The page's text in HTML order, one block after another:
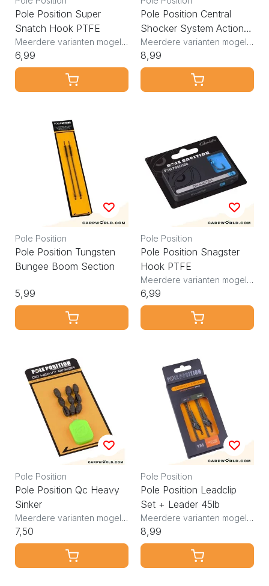
Pole Position Super
Snatch Hook PTFE
Meerdere varianten mogelijk
6,99
Pole Position Central
Shocker System Action
Pack Silt
Meerdere varianten mogelijk
8,99
Pole Position
Pole Position Tungsten
Bungee Boom Section
5,99
Pole Position
Pole Position Snagster
Hook PTFE
Meerdere varianten mogelijk
6,99
Pole Position
Pole Position Qc Heavy
Sinker
Meerdere varianten mogelijk
7,50
Pole Position
Pole Position Leadclip
Set + Leader 45lb
Meerdere varianten mogelijk
8,99